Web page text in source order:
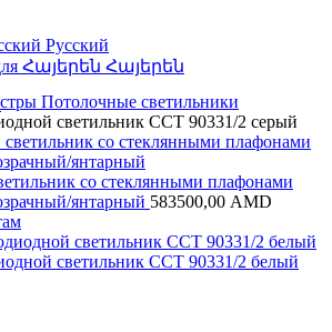
Русский
Հայերեն
Потолочные светильники
светильник CCT 90331/2 серый
со стеклянными плафонами
янтарный 583500,00 AMD
светильник CCT 90331/2 белый